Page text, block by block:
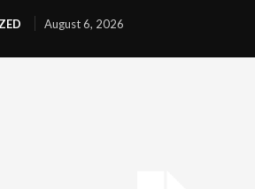
August 6, 2026